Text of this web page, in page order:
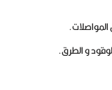
و الطرق.